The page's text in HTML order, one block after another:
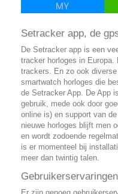
Setracker app, de
De Setracker app is een
tracker horloges in
trackers. En zo ook
smartwatch horloges die
de Setracker App. De App
gebruik, mede ook door
online is) en support van
nieuwe horloges blijft men
en wordt zodoende
is er momenteel bij
meer dan twintig talen.